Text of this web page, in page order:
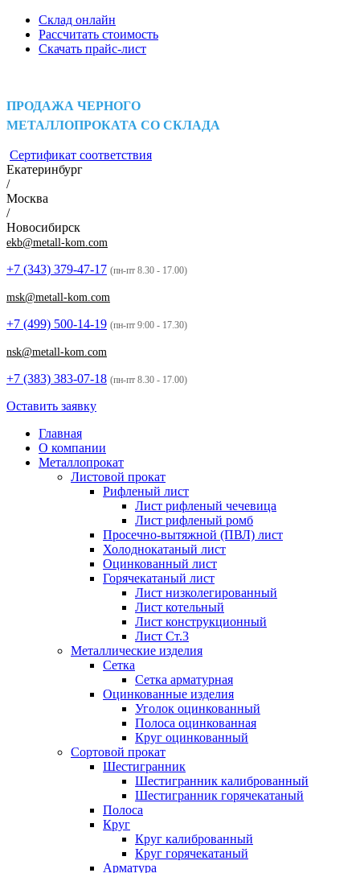
Склад онлайн
Рассчитать стоимость
Скачать прайс-лист
ПРОДАЖА ЧЕРНОГО
МЕТАЛЛОПРОКАТА СО СКЛАДА
Сертификат соответствия
Екатеринбург
/
Москва
/
Новосибирск
ekb@metall-kom.com
+7 (343) 379-47-17 (пн-пт 8.30 - 17.00)
msk@metall-kom.com
+7 (499) 500-14-19 (пн-пт 9:00 - 17.30)
nsk@metall-kom.com
+7 (383) 383-07-18 (пн-пт 8.30 - 17.00)
Оставить заявку
Главная
О компании
Металлопрокат
Листовой прокат
Рифленый лист
Лист рифленый чечевица
Лист рифленый ромб
Просечно-вытяжной (ПВЛ) лист
Холоднокатаный лист
Оцинкованный лист
Горячекатаный лист
Лист низколегированный
Лист котельный
Лист конструкционный
Лист Ст.3
Металлические изделия
Сетка
Сетка арматурная
Оцинкованные изделия
Уголок оцинкованный
Полоса оцинкованная
Круг оцинкованный
Сортовой прокат
Шестигранник
Шестигранник калиброванный
Шестигранник горячекатаный
Полоса
Круг
Круг калиброванный
Круг горячекатаный
Арматура